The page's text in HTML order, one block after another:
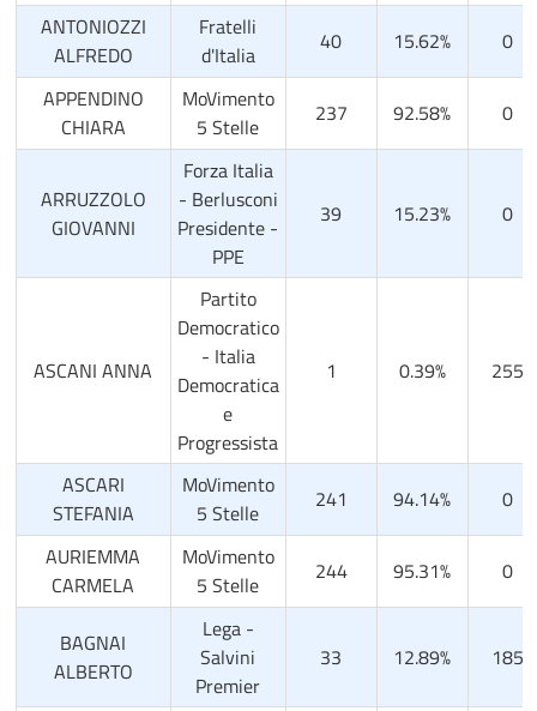
ANTONIOZZI
ALFREDO
Fratelli
d'Italia
40 15.62%
0
APPENDINO
CHIARA
MoVimento
5 Stelle
237 92.58% 0
ARRUZZOLO
GIOVANNI
Forza Italia
- Berlusconi
Presidente -
PPE
39 15.23% 0
ASCANI ANNA
Partito
Democratico
- Italia
Democratica
e
Progressista
1 0.39% 255
ASCARI
STEFANIA
MoVimento
5 Stelle
241 94.14%
0
AURIEMMA
CARMELA
MoVimento
5 Stelle
244 95.31% 0
BAGNAI
ALBERTO
Lega -
Salvini
Premier
33 12.89% 185